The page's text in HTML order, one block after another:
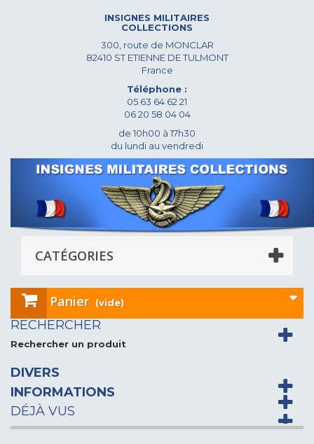
INSIGNES MILITAIRES
COLLECTIONS
300, route de MONCLAR
82410 ST ETIENNE DE TULMONT
France
Téléphone :
05 63 64 62 21
06 20 58 04 04
de 10h00 à 17h30
du lundi au vendredi
CATÉGORIES
Panier (vide)
RECHERCHER
Rechercher un produit
DIVERS
INFORMATIONS
DÉJÀ VUS